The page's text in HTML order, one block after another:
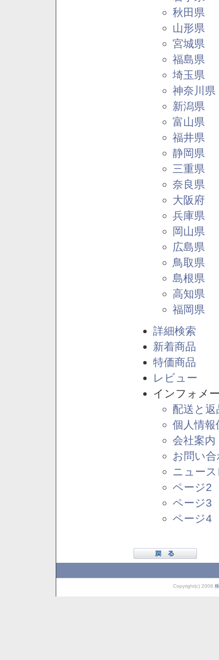
秋田県
山形県
宮城県
福島県
埼玉県
神奈川県
新潟県
富山県
福井県
静岡県
三重県
奈良県
大阪府
兵庫県
岡山県
広島県
鳥取県
島根県
高知県
福岡県
詳細検索
新着商品
特価商品
レビュー
インフォメ
配送と
個人情報
会社案内
お問い
ニュー
ページ2
ページ3
ページ4
Copyright(c) 2008